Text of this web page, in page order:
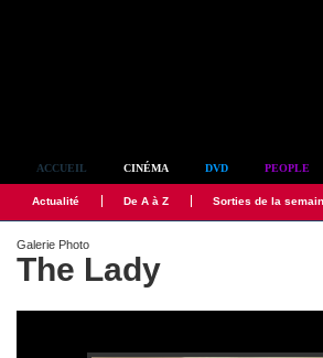
ACCUEIL CINÉMA DVD PEOPLE
Actualité De A à Z Sorties de la
Galerie Photo
The Lady